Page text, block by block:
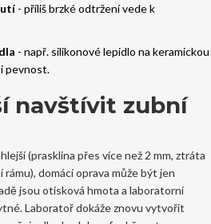
- příliš brzké odtržení vede k
- např. silikonové lepidlo na keramickou
pevnost.
navštívit zubní
(prasklina přes více než 2 mm, ztráta
domácí oprava může být jen
jsou otisková hmota a laboratorní
Laboratoř dokáže znovu vytvořit